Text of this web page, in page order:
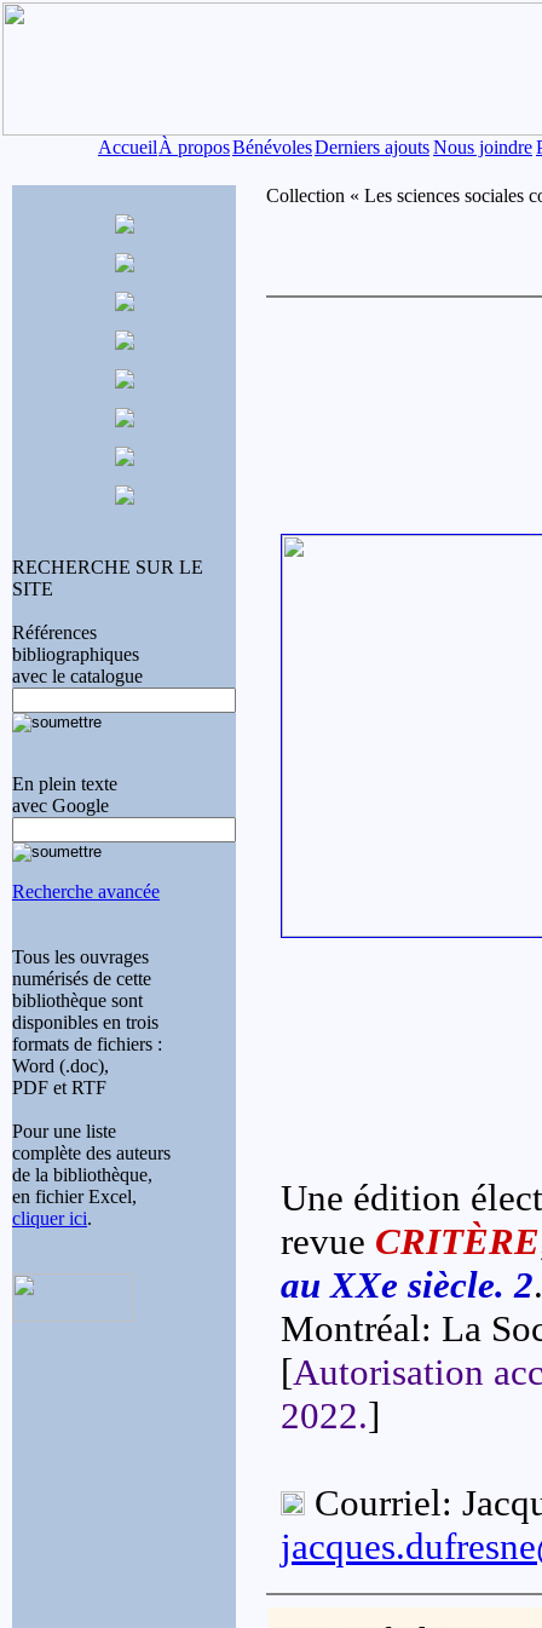
AccueilÀ proposBénévolesDerniers ajoutsNous joindre
RECHERCHE SUR LE
SITE
Références
bibliographiques
avec le catalogue
En plein texte
avec Google
Recherche avancée
Tous les ouvrages
numérisés de cette
bibliothèque sont
disponibles en trois
formats de fichiers :
Word (.doc),
PDF et RTF
Pour une liste
complète des auteurs
de la bibliothèque,
en fichier Excel,
cliquer ici.
Collection « Les sciences sociales
Une édition
revue CRITÈRE
au XXe siècle. 2
Montréal: La
[Autorisation
2022.]
Courriel: